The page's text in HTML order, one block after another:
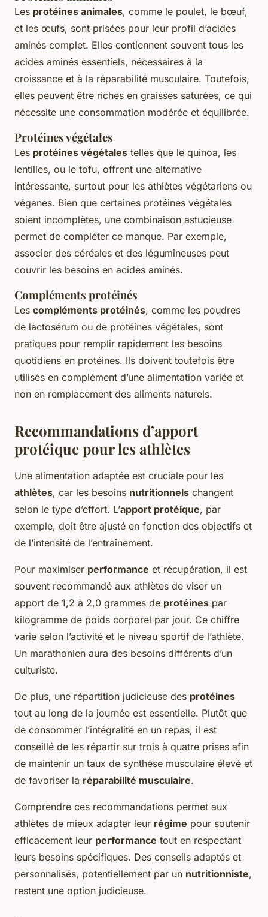
Les protéines animales, comme le poulet, le bœuf,
et les œufs, sont prisées pour leur profil d’acides
aminés complet. Elles contiennent souvent tous les
acides aminés essentiels, nécessaires à la
croissance et à la réparabilité musculaire. Toutefois,
elles peuvent être riches en graisses saturées, ce qui
nécessite une consommation modérée et équilibrée.
Protéines végétales
Les protéines végétales telles que le quinoa, les
lentilles, ou le tofu, offrent une alternative
intéressante, surtout pour les athlètes végétariens ou
véganes. Bien que certaines protéines végétales
soient incomplètes, une combinaison astucieuse
permet de compléter ce manque. Par exemple,
associer des céréales et des légumineuses peut
couvrir les besoins en acides aminés.
Compléments protéinés
Les compléments protéinés, comme les poudres
de lactosérum ou de protéines végétales, sont
pratiques pour remplir rapidement les besoins
quotidiens en protéines. Ils doivent toutefois être
utilisés en complément d’une alimentation variée et
non en remplacement des aliments naturels.
Recommandations d’apport
protéique pour les athlètes
Une alimentation adaptée est cruciale pour les
athlètes, car les besoins nutritionnels changent
selon le type d’effort. L’apport protéique, par
exemple, doit être ajusté en fonction des objectifs et
de l’intensité de l’entraînement.
Pour maximiser performance et récupération, il est
souvent recommandé aux athlètes de viser un
apport de 1,2 à 2,0 grammes de protéines par
kilogramme de poids corporel par jour. Ce chiffre
varie selon l’activité et le niveau sportif de l’athlète.
Un marathonien aura des besoins différents d’un
culturiste.
De plus, une répartition judicieuse des protéines
tout au long de la journée est essentielle. Plutôt que
de consommer l’intégralité en un repas, il est
conseillé de les répartir sur trois à quatre prises afin
de maintenir un taux de synthèse musculaire élevé et
de favoriser la réparabilité musculaire.
Comprendre ces recommandations permet aux
athlètes de mieux adapter leur régime pour soutenir
efficacement leur performance tout en respectant
leurs besoins spécifiques. Des conseils adaptés et
personnalisés, potentiellement par un nutritionniste,
restent une option judicieuse.